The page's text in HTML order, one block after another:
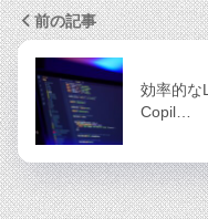
前の記事
効率的な
Copil…